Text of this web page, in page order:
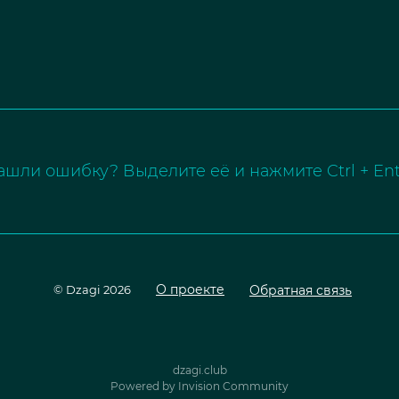
ошибку? Выделите её и нажмите Ctrl +
© Dzagi 2026 О проекте Обратная связь
dzagi.club
Powered by Invision Community